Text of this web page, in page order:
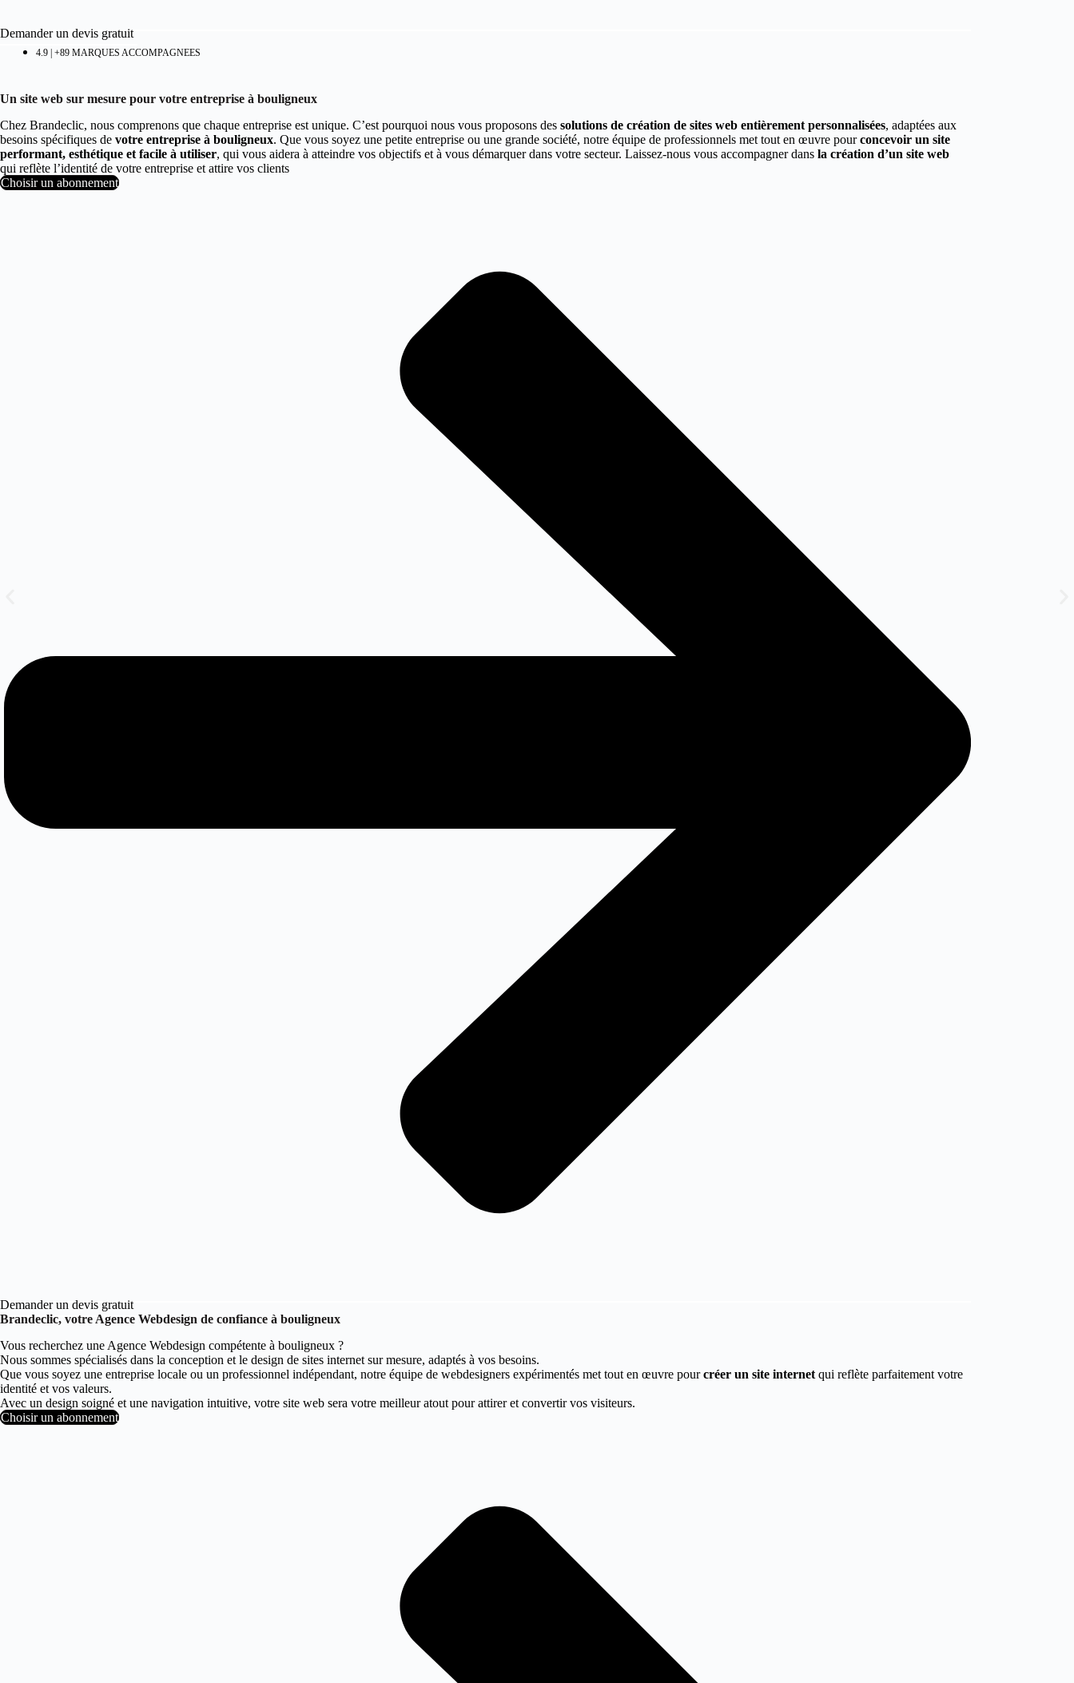
Demander un devis gratuit
4.9 | +89 MARQUES ACCOMPAGNEES
Un site web sur mesure pour votre entreprise à bouligneux
Chez Brandeclic, nous comprenons que chaque entreprise est unique. C’est pourquoi nous vous proposons des solutions de création de sites web entièrement personnalisées, adaptées aux
besoins spécifiques de votre entreprise à bouligneux. Que vous soyez une petite entreprise ou une grande société, notre équipe de professionnels met tout en œuvre pourconcevoir un site
performant, esthétique et facile à utiliser, qui vous aidera à atteindre vos objectifs et à vous démarquer dans votre secteur. Laissez-nous vous accompagner dans la création d’un site web
qui reflète l’identité de votre entreprise et attire vos clients
Choisir un abonnement
Demander un devis gratuit
Brandeclic, votre Agence Webdesign de confiance à bouligneux
Vous recherchez une Agence Webdesign compétente à bouligneux ?
Nous sommes spécialisés dans la conception et le design de sites internet sur mesure, adaptés à vos besoins.
Que vous soyez une entreprise locale ou un professionnel indépendant, notre équipe de webdesigners expérimentés met tout en œuvre pourcréer un site internet qui reflète parfaitement votre
identité et vos valeurs.
Avec un design soigné et une navigation intuitive, votre site web sera votre meilleur atout pour attirer et convertir vos visiteurs.
Choisir un abonnement